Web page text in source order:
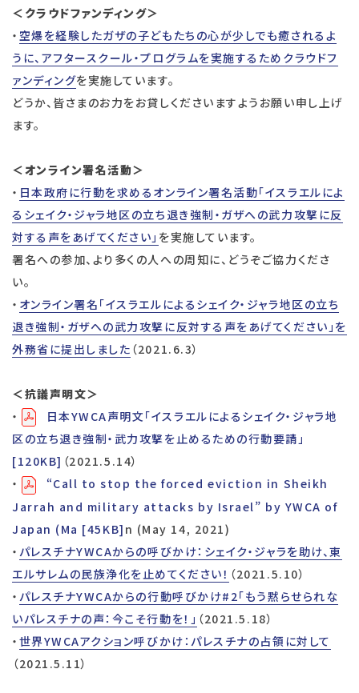
＜クラウドファンディング＞
・ 空爆を経験したガザの子どもたちの心が少しでも癒されるよ
うに、アフタースクール・プログラムを実施するためクラウドフ
ァンディングを実施しています。
どうか、皆さまのお力をお貸しくださいますようお願い申し上げ
ます。
＜オンライン署名活動＞
・ 日本政府に行動を求めるオンライン署名活動「イスラエルによ
るシェイク・ジャラ地区の立ち退き強制・ガザへの武力攻撃に反
対する声をあげてください」 を実施しています。
署名への参加、より多くの人への周知に、どうぞご協力くださ
い。
・ オンライン署名「イスラエルによるシェイク・ジャラ地区の立ち
退き強制・ガザへの武力攻撃に反対する声をあげてください」を
外務省に提出しました （2021.6.3）
＜抗議声明文＞
・
日本YWCA声明文「イスラエルによるシェイク・ジャラ地
区の立ち退き強制・武力攻撃を止めるための行動要請」
[120KB] （2021.5.14）
・
“Call to stop the forced eviction in Sheikh
Jarrah and military attacks by Israel” by YWCA of
Japan (Ma [45KB] n (May 14, 2021)
・ パレスチナYWCAからの呼びかけ：シェイク・ジャラを助け、東
エルサレムの民族浄化を止めてください！ （2021.5.10）
・ パレスチナYWCAからの行動呼びかけ#2「もう黙らせられな
いパレスチナの声：今こそ行動を！」 （2021.5.18）
・ 世界YWCAアクション呼びかけ：パレスチナの占領に対して
（2021.5.11）